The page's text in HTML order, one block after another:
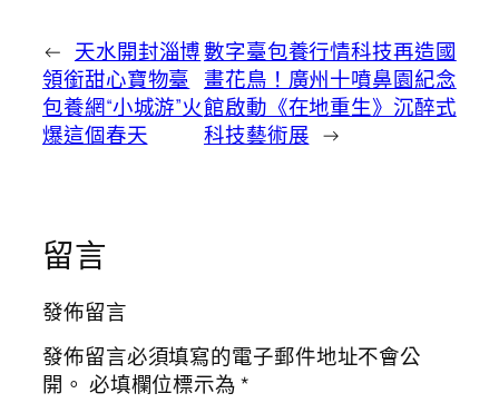
← 天水開封淄博
領銜甜心寶物臺
包養網“小城游”火
爆這個春天
數字臺包養行情科技再造國
畫花鳥！廣州十噴鼻園紀念
館啟動《在地重生》沉醉式
科技藝術展 →
留言
發佈留言
發佈留言必須填寫的電子郵件地址不會公
開。 必填欄位標示為*